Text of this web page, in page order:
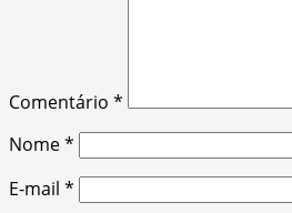
Comentário *
Nome*
E-mail *